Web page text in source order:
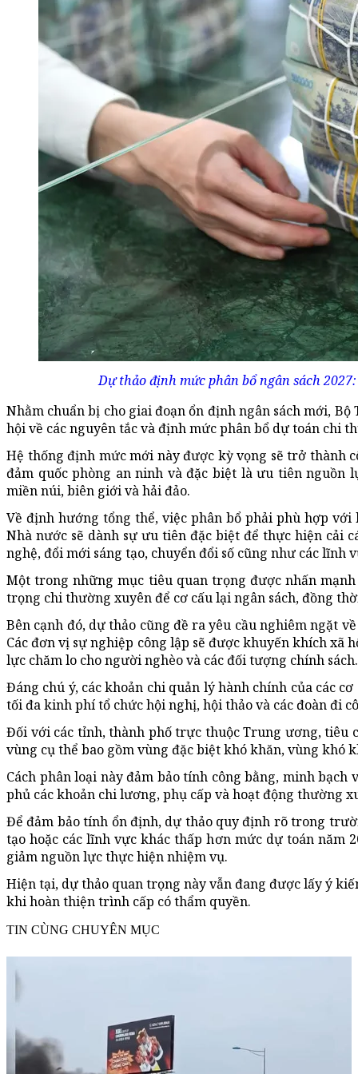
Dự thảo định mức phân bổ ngân sách
Nhằm chuẩn bị cho giai đoạn ổn định ngân sách mới,
hội về các nguyên tắc và định mức phân bổ dự toán chi
Hệ thống định mức mới này được kỳ vọng sẽ trở thành
đảm quốc phòng an ninh và đặc biệt là ưu tiên nguồn
miền núi, biên giới và hải đảo.
Về định hướng tổng thể, việc phân bổ phải phù hợp với
Nhà nước sẽ dành sự ưu tiên đặc biệt để thực hiện cải
nghệ, đổi mới sáng tạo, chuyển đổi số cũng như các lĩnh
Một trong những mục tiêu quan trọng được nhấn
trọng chi thường xuyên để cơ cấu lại ngân sách, đồng
Bên cạnh đó, dự thảo cũng đề ra yêu cầu nghiêm ngặt
Các đơn vị sự nghiệp công lập sẽ được khuyến khích
lực chăm lo cho người nghèo và các đối tượng chính sách.
Đáng chú ý, các khoản chi quản lý hành chính của các
tối đa kinh phí tổ chức hội nghị, hội thảo và các đoàn đi
Đối với các tỉnh, thành phố trực thuộc Trung ương, tiêu
vùng cụ thể bao gồm vùng đặc biệt khó khăn, vùng khó
Cách phân loại này đảm bảo tính công bằng, minh
phủ các khoản chi lương, phụ cấp và hoạt động thường
Để đảm bảo tính ổn định, dự thảo quy định rõ trong
tạo hoặc các lĩnh vực khác thấp hơn mức dự toán năm
giảm nguồn lực thực hiện nhiệm vụ.
Hiện tại, dự thảo quan trọng này vẫn đang được lấy ý
khi hoàn thiện trình cấp có thẩm quyền.
TIN CÙNG CHUYÊN MỤC